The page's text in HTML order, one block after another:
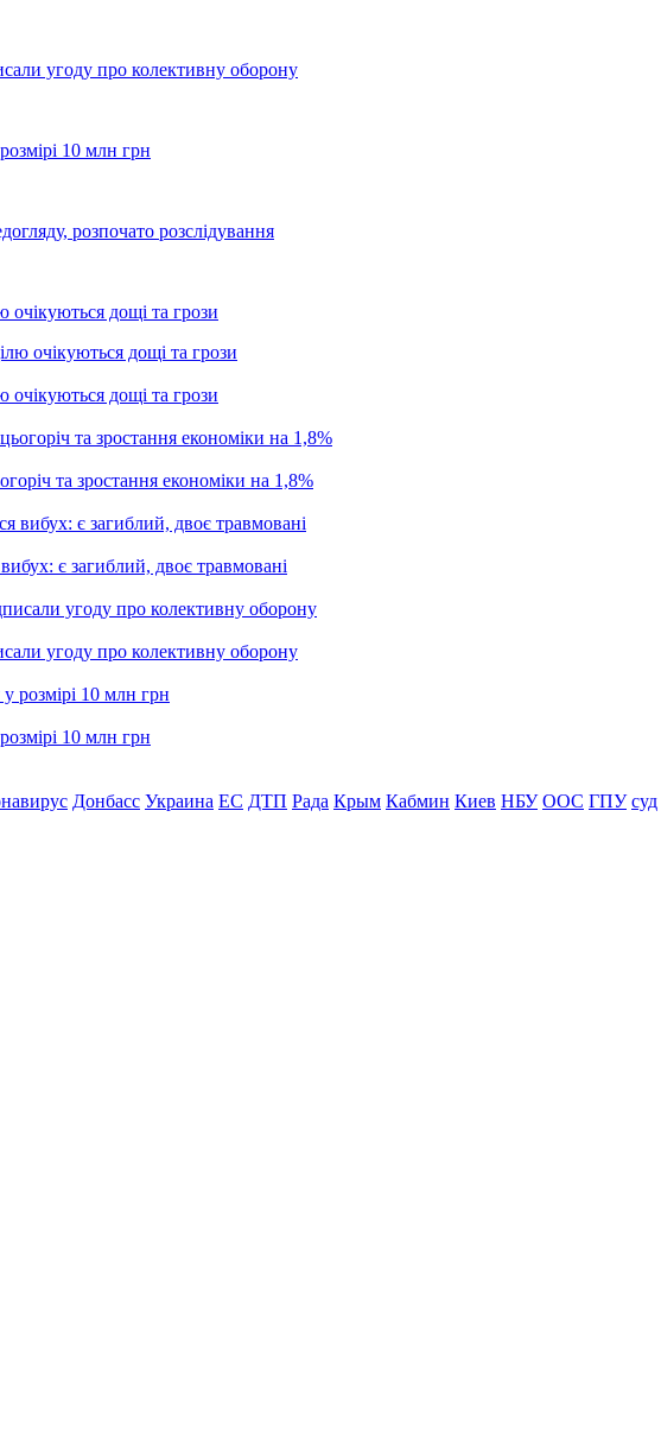
угоду про колективну оборону
10 млн грн
розпочато розслідування
очікуються дощі та грози
очікуються дощі та грози
та зростання економіки на 1,8%
є загиблий, двоє травмовані
угоду про колективну оборону
10 млн грн
Донбасс Украина ЕС ДТП Рада Крым Кабмин Киев НБУ ООС ГПУ суд